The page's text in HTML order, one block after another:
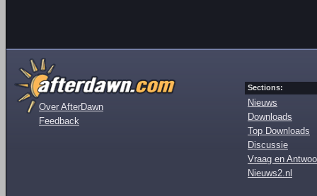
Over AfterDawn
Feedback
Sections:
Nieuws
Downloads
Top Downloads
Discussie
Vraag en
Nieuws2.nl